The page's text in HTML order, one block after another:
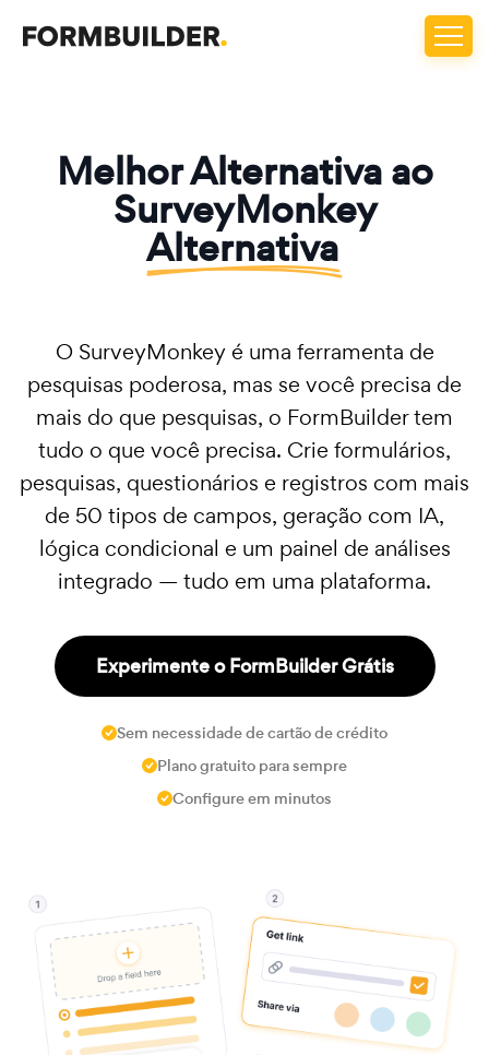
Melhor Alternativa ao
SurveyMonkey
Alternativa
O SurveyMonkey é uma ferramenta de
pesquisas poderosa, mas se você precisa de
mais do que pesquisas, o FormBuilder tem
tudo o que você precisa. Crie formulários,
pesquisas, questionários e registros com mais
de 50 tipos de campos, geração com IA,
lógica condicional e um painel de análises
integrado — tudo em uma plataforma.
Experimente o FormBuilder Grátis
Sem necessidade de cartão de crédito
Plano gratuito para sempre
Configure em minutos